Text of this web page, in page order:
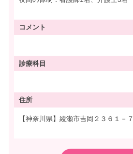
コメント
診療科目
住所
【神奈川県】綾瀬市吉岡２３６１－７